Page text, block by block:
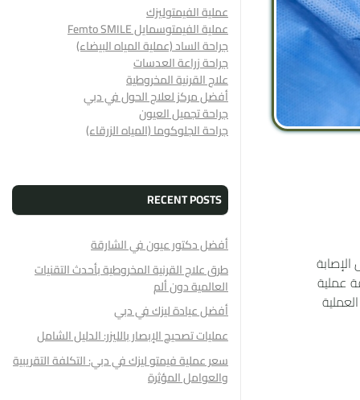
عملية
عملية الفيمتوليزك
عملية الفيمتوسمايل Femto SMILE
جراحة الساد (عملية المياه البيضاء)
جراحة زراعة العدسات
علاج القرنية المخروطية
أفضل مركز لعلاج الحول في دبي
جراحة تجميل العيون
جراحة الجلوكوما (المياه الزرقاء)
RECENT POSTS
أفضل دكتور عيون في الشارقة
طرق علاج القرنية المخروطية بأحدث التقنيات
العالمية دون ألم
أفضل عیادة لیزك في دبي
عمليات تصحيح الإبصار بالليزر: الدليل الشامل
سعر عملیة فیمتو لیزك في دبي: التكلفة التقريبية
والعوامل المؤثرة